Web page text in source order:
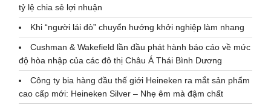
tỷ lệ chia sẻ lợi nhuận
Khi “người lái đò” chuyển hướng khởi nghiệp làm nhang
Cushman & Wakefield lần đầu phát hành báo cáo về mức
độ hòa nhập của các đô thị Châu Á Thái Bình Dương
Công ty bia hàng đầu thế giới Heineken ra mắt sản phẩm
cao cấp mới: Heineken Silver – Nhẹ êm mà đậm chất